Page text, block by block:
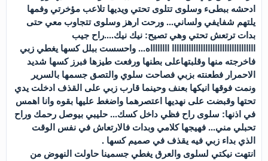
ادحشه ببطىء وسلوى تتلوى تحتي ويديها تلاعب مؤخرتي وفمها
يلتهم شفايفي ولساني... ورحت ارهز وسلوى تتجاوب معي حتى
بدات ترتعش تحتي وهي تصيح: نيك نيك....راح جيب
ااااااااااااااااااااااااااااااااااا ااااااااه... واحسست ببلل كسها يغطي زبي
فاخرجته منها وقلبتهاعلى بطنها ورفعت طيزها فبرز كسها شديد
الاحمرار فطعنته بزبي فصاحت سلوي والتصق جسمها بالسرير
ونمت فوقها انيكها بعنف وحينما قارب زبي على القذف ادخلت يدي
تحتها وقبضت على نهديها اعتصرهما واضغط عليها بقوه وانا اهمس
في اذنها: سلوى راح فظي داخل كسك... حليبي بيوصل رحمك وراح
تحبلي مني... فهيجها كلامي وبدات فالارتعاش في نفس الوقت
الذي بداء زبي فيه يقذف في صميم كسها .
انتهت نيكتي لسلوى والعرق يغطي جسمينا حاولت النهوض من